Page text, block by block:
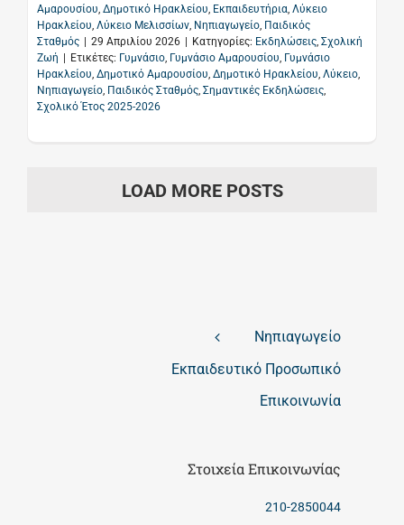
Αμαρουσίου, Δημοτικό Ηρακλείου, Εκπαιδευτήρια, Λύκειο
Ηρακλείου, Λύκειο Μελισσίων, Νηπιαγωγείο, Παιδικός
Σταθμός | 29 Απριλίου 2026 | Κατηγορίες: Εκδηλώσεις, Σχολική
Ζωή | Ετικέτες: Γυμνάσιο, Γυμνάσιο Αμαρουσίου, Γυμνάσιο
Ηρακλείου, Δημοτικό Αμαρουσίου, Δημοτικό Ηρακλείου, Λύκειο,
Νηπιαγωγείο, Παιδικός Σταθμός, Σημαντικές Εκδηλώσεις,
Σχολικό Έτος 2025-2026
LOAD MORE POSTS
Νηπιαγωγείο
Εκπαιδευτικό Προσωπικό
Επικοινωνία
Στοιχεία Επικοινωνίας
210-2850044